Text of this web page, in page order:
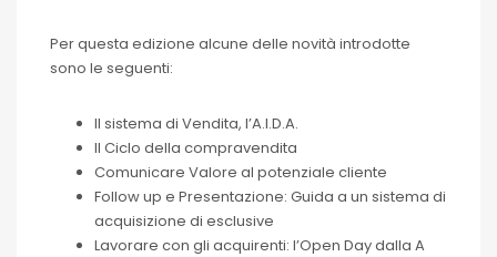
Per questa edizione alcune delle novità introdotte
sono le seguenti:
Il sistema di Vendita, l’A.I.D.A.
Il Ciclo della compravendita
Comunicare Valore al potenziale cliente
Follow up e Presentazione: Guida a un sistema di
acquisizione di esclusive
Lavorare con gli acquirenti: l’Open Day dalla A